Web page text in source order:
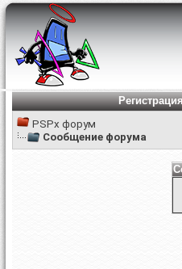
PSPx форум
Сообщение форума